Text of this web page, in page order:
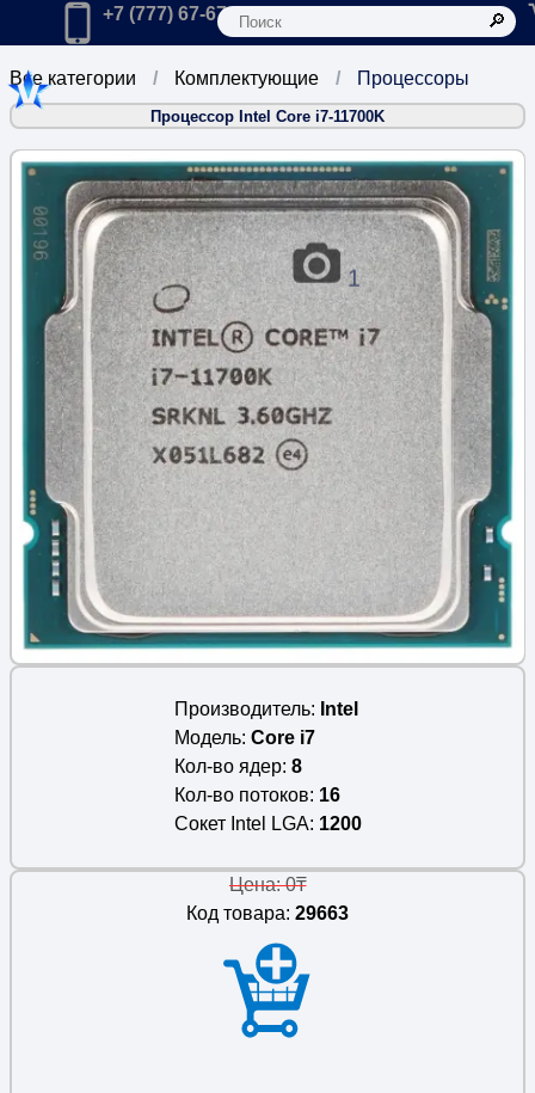
Главная
Позвонить в компанию по телефону:
+7 (777) 67-67-666
Процессоры
Комплектующие
Все категории
Процессор Intel Core i7-11700K
1
Производитель
Intel
Модель Core i7
Кол-во ядер 8
Кол-во потоков 16
Сокет Intel LGA 1200
Цена: 0₸
Код товара: 29663